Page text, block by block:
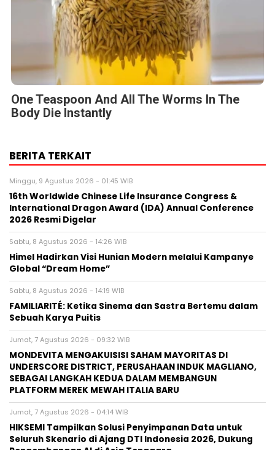
Minggu, 9 Agustus 2026 - 01:45 WIB
16th Worldwide Chinese Life Insurance Congress &
International Dragon Award (IDA) Annual Conference
2026 Resmi Digelar
Sabtu, 8 Agustus 2026 - 14:26 WIB
Himel Hadirkan Visi Hunian Modern melalui Kampanye
Global “Dream Home”
Sabtu, 8 Agustus 2026 - 14:19 WIB
MONDEVITA MENGAKUISISI SAHAM MAYORITAS DI
UNDERSCORE DISTRICT, PERUSAHAAN INDUK MAGLIANO,
SEBAGAI LANGKAH KEDUA DALAM MEMBANGUN
PLATFORM MEREK MEWAH ITALIA BARU
Jumat, 7 Agustus 2026 - 04:14 WIB
HIKSEMI Tampilkan Solusi Penyimpanan Data untuk
Seluruh Skenario di Ajang DTI Indonesia 2026, Dukung
Pengembangan AI di Asia Tenggara
BERITA TERBARU
Pers Rilis
16th Worldwide Chinese Life Insurance
Congress & International Dragon
Award (IDA) Annual Conference 2026
Resmi Digelar
Minggu, 9 Agu 2026 - 01:45 WIB
Pers Rilis
Himel Hadirkan Visi Hunian Modern
melalui Kampanye Global “Dream